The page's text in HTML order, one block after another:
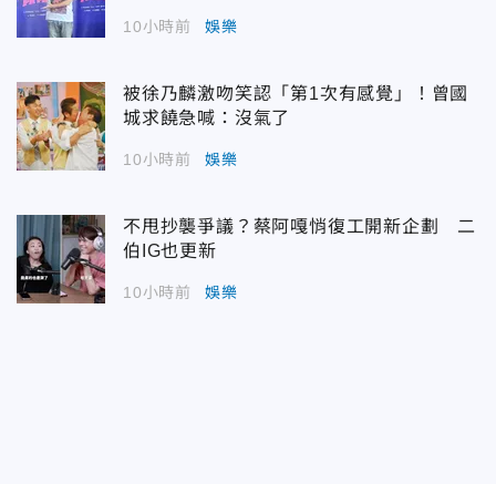
10小時前 娛樂
被徐乃麟激吻笑認「第1次有感覺」！曾國
城求饒急喊：沒氣了
10小時前 娛樂
不甩抄襲爭議？蔡阿嘎悄復工開新企劃 二
伯IG也更新
10小時前 娛樂